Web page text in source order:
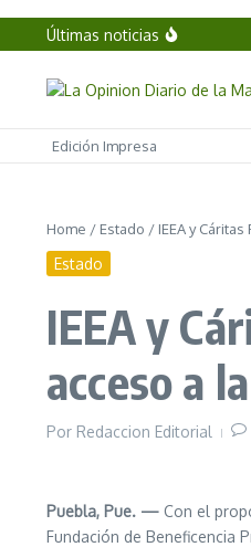
Saltar al contenido
Últimas noticias
¿Pong o
Edición Impresa
Home / Estado / IEEA y
Estado
IEEA y
acceso a
Por Redaccion Editorial
Puebla, Pue. — Con el
Fundación de Beneficencia